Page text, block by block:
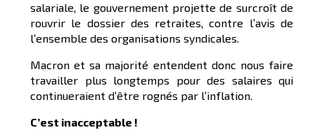
salariale, le gouvernement projette de surcroît de
rouvrir le dossier des retraites, contre l’avis de
l’ensemble des organisations syndicales.
Macron et sa majorité entendent donc nous faire
travailler plus longtemps pour des salaires qui
continueraient d’être rognés par l’inflation.
C’est inacceptable !